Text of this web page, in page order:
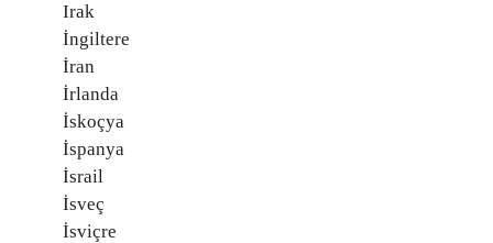
Irak
İngiltere
İran
İrlanda
İskoçya
İspanya
İsrail
İsveç
İsviçre